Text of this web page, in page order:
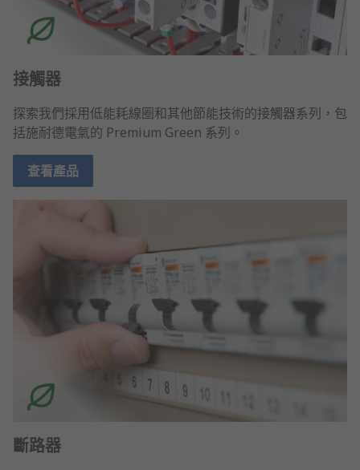
接觸器
探索我們採用低能耗線圈和其他節能技術的接觸器系列，包
括施耐德電氣的 Premium Green 系列。
查看產品
斷路器